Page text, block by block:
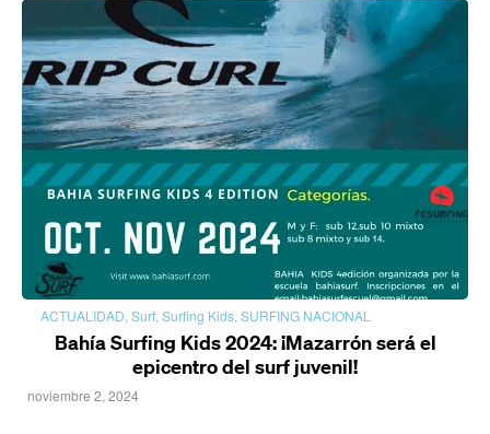
ACTUALIDAD, Surf, Surfing Kids, SURFING NACIONAL
Bahía Surfing Kids 2024: ¡Mazarrón será el
epicentro del surf juvenil!
noviembre 2, 2024